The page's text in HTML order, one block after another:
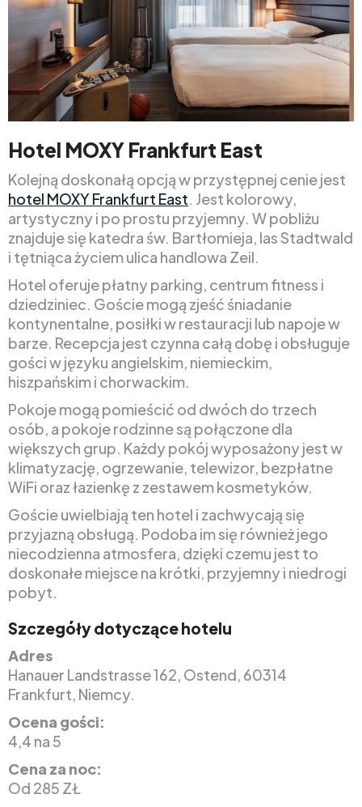
Hotel MOXY Frankfurt East
Kolejną doskonałą opcją w przystępnej cenie jest
hotel MOXY Frankfurt East. Jest kolorowy,
artystyczny i po prostu przyjemny. W pobliżu
znajduje się katedra św. Bartłomieja, las Stadtwald
i tętniąca życiem ulica handlowa Zeil.
Hotel oferuje płatny parking, centrum fitness i
dziedziniec. Goście mogą zjeść śniadanie
kontynentalne, posiłki w restauracji lub napoje w
barze. Recepcja jest czynna całą dobę i obsługuje
gości w języku angielskim, niemieckim,
hiszpańskim i chorwackim.
Pokoje mogą pomieścić od dwóch do trzech
osób, a pokoje rodzinne są połączone dla
większych grup. Każdy pokój wyposażony jest w
klimatyzację, ogrzewanie, telewizor, bezpłatne
WiFi oraz łazienkę z zestawem kosmetyków.
Goście uwielbiają ten hotel i zachwycają się
przyjazną obsługą. Podoba im się również jego
niecodzienna atmosfera, dzięki czemu jest to
doskonałe miejsce na krótki, przyjemny i niedrogi
pobyt.
Szczegóły dotyczące hotelu
Adres
Hanauer Landstrasse 162, Ostend, 60314
Frankfurt, Niemcy.
Ocena gości:
4,4 na 5
Cena za noc:
Od 285 ZŁ